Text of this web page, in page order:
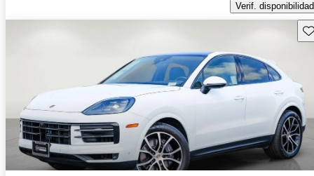
Verif. disponibilidad